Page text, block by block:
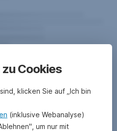
zu Cookies
klicken Sie auf „Ich bin
(inklusive Webanalyse)
um nur mit